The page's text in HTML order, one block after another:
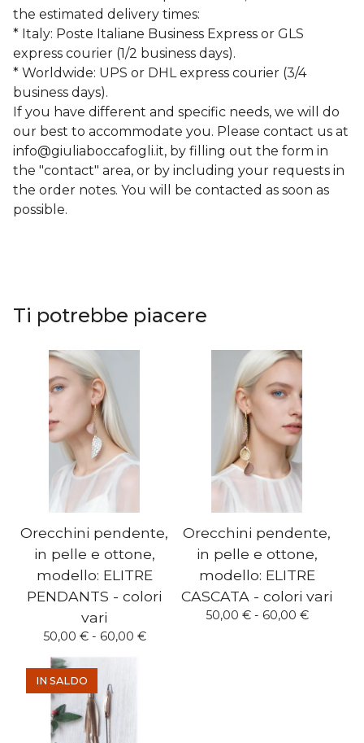
the estimated delivery times:
* Italy: Poste Italiane Business Express or GLS
express courier (1/2 business days).
* Worldwide: UPS or DHL express courier (3/4
business days).
If you have different and specific needs, we will do
our best to accommodate you. Please contact us at
info@giuliaboccafogli.it, by filling out the form in
the "contact" area, or by including your requests in
the order notes. You will be contacted as soon as
possible.
Ti potrebbe piacere
Orecchini pendente,
in pelle e ottone,
modello: ELITRE
PENDANTS - colori
vari
50,00 €- 60,00 €
Orecchini pendente,
in pelle e ottone,
modello: ELITRE
CASCATA - colori vari
50,00 €- 60,00 €
IN SALDO